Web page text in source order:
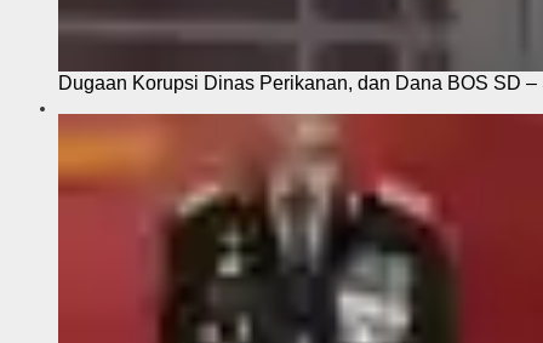
Dugaan Korupsi Dinas Perikanan, dan Dana BOS SD